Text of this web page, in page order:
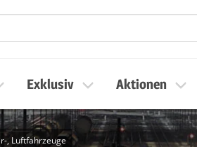
Exklusiv Aktionen
, Luftfahrzeuge